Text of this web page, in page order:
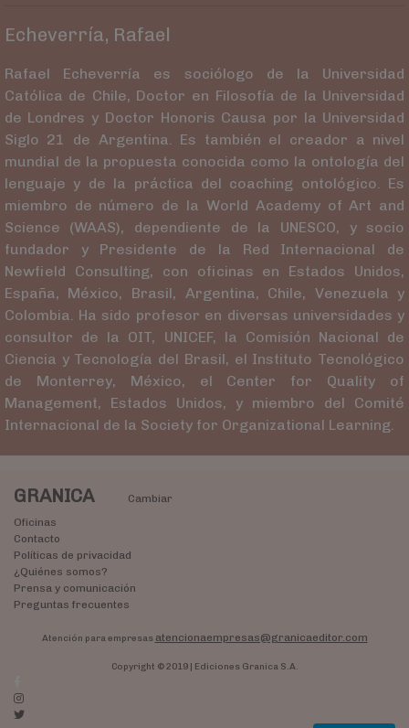
Echeverría, Rafael
Rafael Echeverría es sociólogo de la Universidad
Católica de Chile, Doctor en Filosofía de la Universidad
de Londres y Doctor Honoris Causa por la Universidad
Siglo 21 de Argentina. Es también el creador a nivel
mundial de la propuesta conocida como la ontología del
lenguaje y de la práctica del coaching ontológico. Es
miembro de número de la World Academy of Art and
Science (WAAS), dependiente de la UNESCO, y socio
fundador y Presidente de la Red Internacional de
Newfield Consulting, con oficinas en Estados Unidos,
España, México, Brasil, Argentina, Chile, Venezuela y
Colombia. Ha sido profesor en diversas universidades y
consultor de la OIT, UNICEF, la Comisión Nacional de
Ciencia y Tecnología del Brasil, el Instituto Tecnológico
de Monterrey, México, el Center for Quality of
Management, Estados Unidos, y miembro del Comité
Internacional de la Society for Organizational Learning.
GRANICA
Cambiar
Oficinas
Contacto
Políticas de privacidad
¿Quiénes somos?
Prensa y comunicación
Preguntas frecuentes
Atención para empresas atencionaempresas@granicaeditor.com
Copyright © 2019 | Ediciones Granica S.A.